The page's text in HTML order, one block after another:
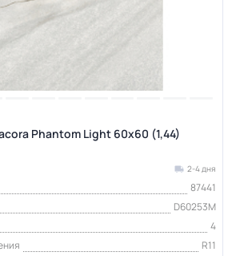
Phantom Light 60x60 (1,44)
2-4 дня
87441
D60253M
4
R11